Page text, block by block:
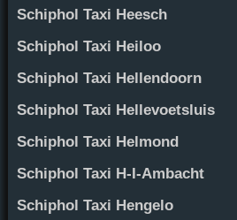
Schiphol Taxi Heesch
Schiphol Taxi Heiloo
Schiphol Taxi Hellendoorn
Schiphol Taxi Hellevoetsluis
Schiphol Taxi Helmond
Schiphol Taxi H-I-Ambacht
Schiphol Taxi Hengelo